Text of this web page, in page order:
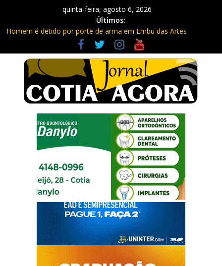
quinta-feira, agosto 6, 2026
Últimos:
Homem é detido por porte de arma em Embu das Artes
Carretas da Capacitação trazem cursos gratuitos para Cotia e
Vargem Grande
Traficante é preso com quase 400 porções de drogas no Jardim
Rosemeire
Radares de Cotia vão passar por manutenção e vias serão
interditadas